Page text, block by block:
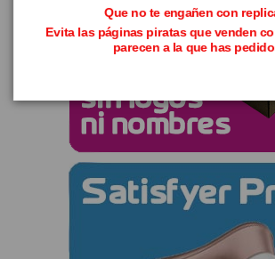
Que no te engañen con
Evita las páginas piratas que venden
parecen a la que has